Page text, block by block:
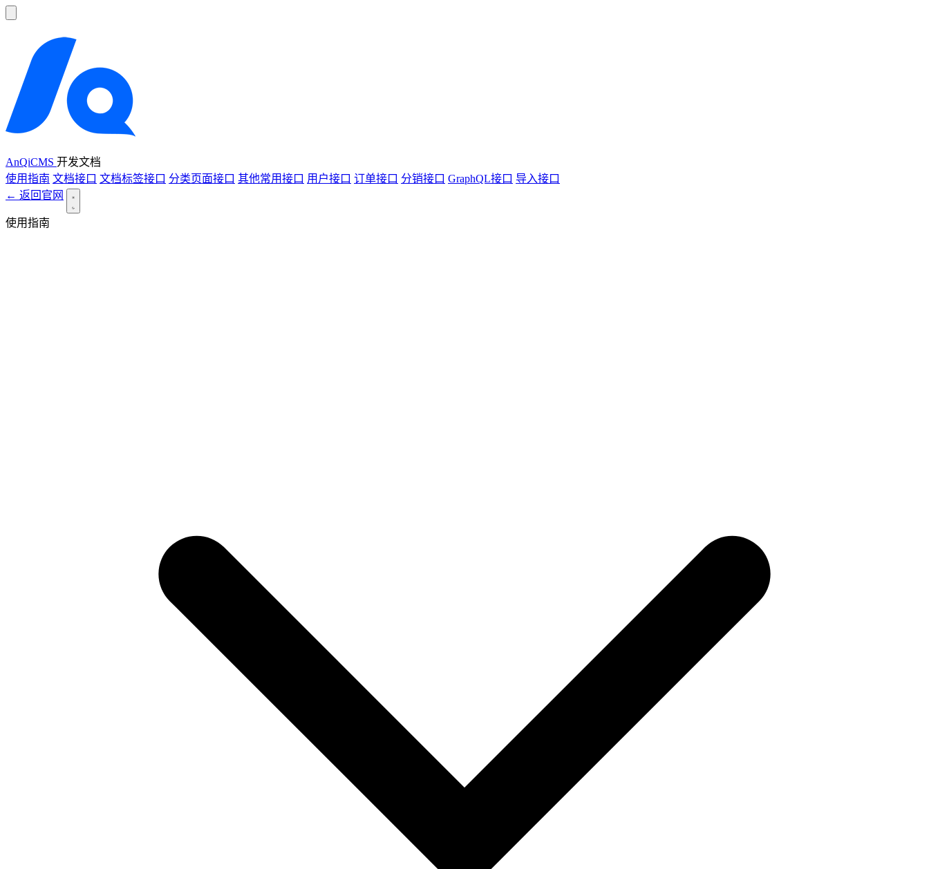
AnQiCMS 开发文档
使用指南 文档接口 文档标签接口 分类页面接口 其他常用接口 用户接口 订单接口 分销接口 GraphQL接口 导入接口
← 返回官网
使用指南